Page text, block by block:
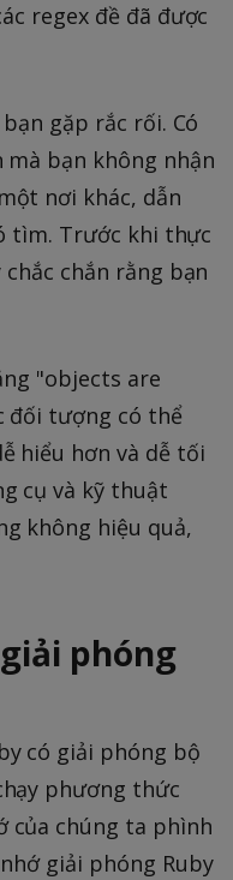
regex đề đã được
gặp rắc rối. Có
bạn không nhận
nơi khác, dẫn
tìm. Trước khi thực
chắn rằng bạn
"objects are
đối tượng có thể
hiểu hơn và dễ tối
cụ và kỹ thuật
không hiệu quả,
phóng
có giải phóng bộ
phương thức
của chúng ta phình
giải phóng Ruby